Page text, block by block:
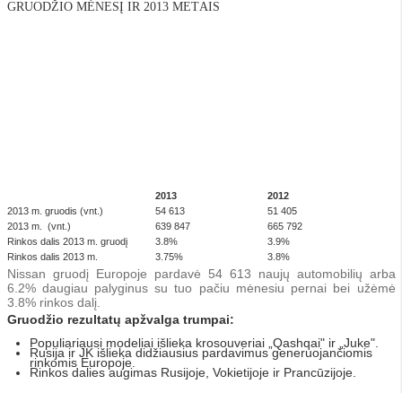
2013
2012
2013 m. gruodis (vnt.)
54 613
51 405
2013 m. (vnt.)
639 847
665 792
Rinkos dalis 2013 m. gruodį
3.8%
3.9%
Rinkos dalis 2013 m.
3.75% 3.8%
Nissan gruodį Europoje pardavė 54 613 naujų automobilių arba
6.2% daugiau palyginus su tuo pačiu mėnesiu pernai bei užėmė
3.8% rinkos dalį.
Gruodžio rezultatų apžvalga trumpai:
Populiariausi modeliai išlieka krosouveriai „Qashqai" ir „Juke".
Rusija ir JK išlieka didžiausius pardavimus generuojančiomis
rinkomis Europoje.
Rinkos dalies augimas Rusijoje, Vokietijoje ir Prancūzijoje.